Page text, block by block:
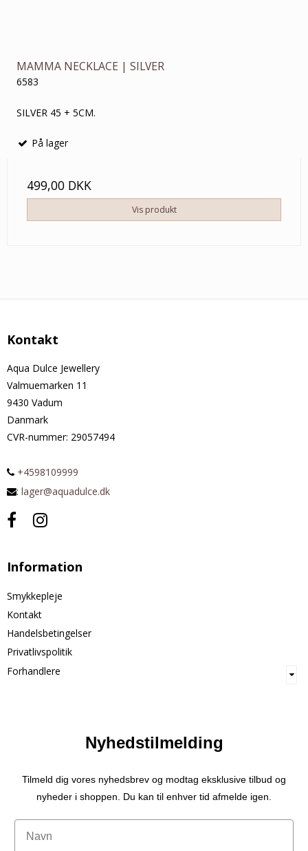
MAMMA NECKLACE | SILVER
6583
SILVER 45 + 5CM.
På lager
499,00 DKK
Vis produkt
Kontakt
Aqua Dulce Jewellery
Valmuemarken 11
9430 Vadum
Danmark
CVR-nummer: 29057494
+4598109999
: lager@aquadulce.dk
Information
Smykkepleje
Kontakt
Handelsbetingelser
Privatlivspolitik
Forhandlere
Nyhedstilmelding
Tilmeld dig vores nyhedsbrev og modtag eksklusive tilbud og
nyheder i shoppen. Du kan til enhver tid afmelde igen.
Navn